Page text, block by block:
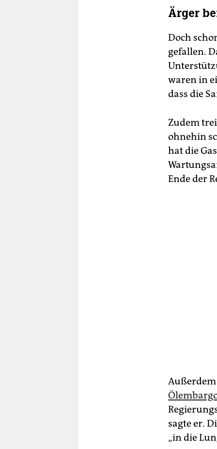
Ärger
Doch
gefallen.
waren in
dass die
Zudem
ohnehin
hat die
Ende der
sagte er.
„in die